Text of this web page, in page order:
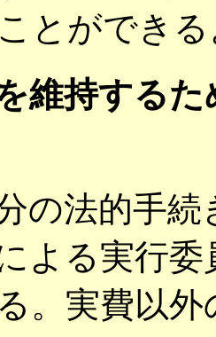
とができ
維持する
の法的手続
よる実行
。実費以